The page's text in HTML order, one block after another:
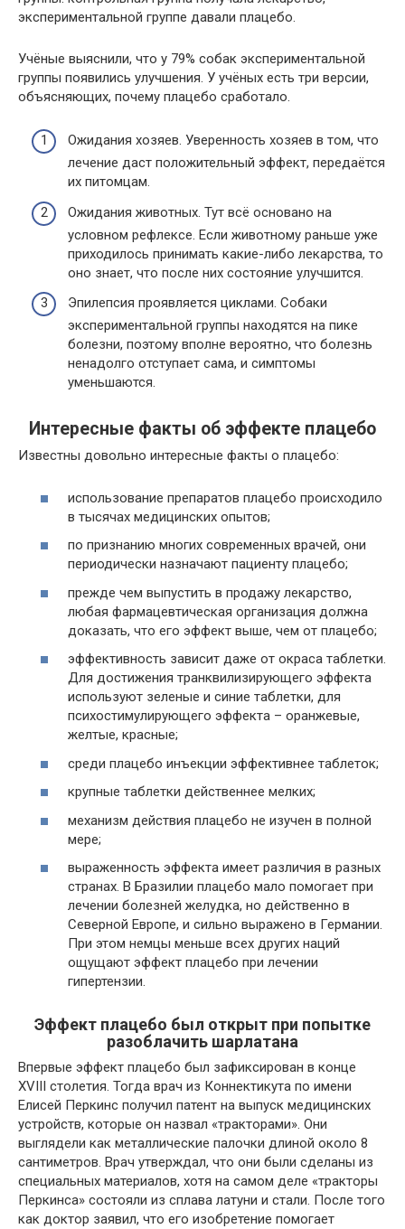
экспериментальной группе давали плацебо.
Учёные выяснили, что у 79% собак экспериментальной
группы появились улучшения. У учёных есть три версии,
объясняющих, почему плацебо сработало.
Ожидания хозяев. Уверенность хозяев в том, что
лечение даст положительный эффект, передаётся
их питомцам.
Ожидания животных. Тут всё основано на
условном рефлексе. Если животному раньше уже
приходилось принимать какие-либо лекарства, то
оно знает, что после них состояние улучшится.
Эпилепсия проявляется циклами. Собаки
экспериментальной группы находятся на пике
болезни, поэтому вполне вероятно, что болезнь
ненадолго отступает сама, и симптомы
уменьшаются.
Интересные факты об эффекте плацебо
Известны довольно интересные факты о плацебо:
использование препаратов плацебо происходило
в тысячах медицинских опытов;
по признанию многих современных врачей, они
периодически назначают пациенту плацебо;
прежде чем выпустить в продажу лекарство,
любая фармацевтическая организация должна
доказать, что его эффект выше, чем от плацебо;
эффективность зависит даже от окраса таблетки.
Для достижения транквилизирующего эффекта
используют зеленые и синие таблетки, для
психостимулирующего эффекта – оранжевые,
желтые, красные;
среди плацебо инъекции эффективнее таблеток;
крупные таблетки действеннее мелких;
механизм действия плацебо не изучен в полной
мере;
выраженность эффекта имеет различия в разных
странах. В Бразилии плацебо мало помогает при
лечении болезней желудка, но действенно в
Северной Европе, и сильно выражено в Германии.
При этом немцы меньше всех других наций
ощущают эффект плацебо при лечении
гипертензии.
Эффект плацебо был открыт при попытке
разоблачить шарлатана
Впервые эффект плацебо был зафиксирован в конце
XVIII столетия. Тогда врач из Коннектикута по имени
Елисей Перкинс получил патент на выпуск медицинских
устройств, которые он назвал «тракторами». Они
выглядели как металлические палочки длиной около 8
сантиметров. Врач утверждал, что они были сделаны из
специальных материалов, хотя на самом деле «тракторы
Перкинса» состояли из сплава латуни и стали. После того
как доктор заявил, что его изобретение помогает